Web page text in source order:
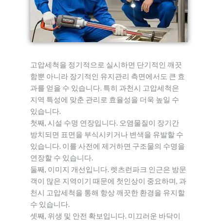
고압세척을 정기적으로 실시하면 단기적인 깨끗
함뿐 아니라 장기적인 유지관리 측면에서도 큰 효
과를 얻을 수 있습니다. 특히 과천시 고압세척은
지역 특성에 맞춘 관리로 효율성을 더욱 높일 수
있습니다.
첫째, 시설 수명 연장입니다. 오염물질이 장기간
방치되면 표면을 부식시키거나 변색을 유발할 수
있습니다. 이를 사전에 제거하면 구조물의 수명을
연장할 수 있습니다.
둘째, 이미지 개선입니다. 렛츠런파크 인근은 방문
객이 많은 지역이기 때문에 첫인상이 중요하며, 과
천시 고압세척을 통해 항상 깨끗한 환경을 유지할
수 있습니다.
셋째, 위생 및 안전 확보입니다. 미끄러운 바닥이